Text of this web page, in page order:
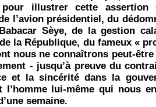
illustrer cette assertion
l’avion présidentiel, du
Sèye, de la gestion
la République, du fameux «
nous ne connaîtrons peut-
- jusqu’à preuve du
et la sincérité dans la
l’homme lui-même qui nous
semaine.